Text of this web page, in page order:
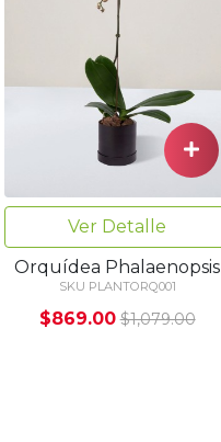
Ver Detalle
Orquídea Phalaenopsis
SKU PLANTORQ001
$869.00 $1,079.00